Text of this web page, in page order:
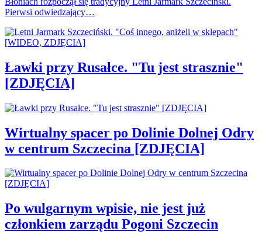
Pierwsi odwiedzający…
Ławki przy Rusałce. "Tu jest strasznie"
[ZDJĘCIA]
Wirtualny spacer po Dolinie Dolnej Odry
w centrum Szczecina [ZDJĘCIA]
Po wulgarnym wpisie, nie jest już
członkiem zarządu Pogoni Szczecin